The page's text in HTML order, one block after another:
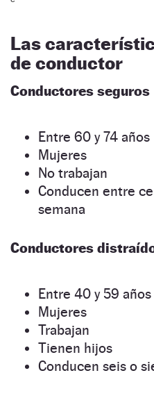
Las
de conductor
Conductores seguros
Entre 60 y 74 años
Mujeres
No trabajan
Conducen entre
semana
Conductores
Entre 40 y 59 años
Mujeres
Trabajan
Tienen hijos
Conducen seis o